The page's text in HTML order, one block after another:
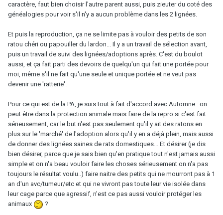
caractère, faut bien choisir l'autre parent aussi, puis zieuter du coté des
généalogies pour voir s'il n'y a aucun problème dans les 2 lignées.
Et puis la reproduction, ça ne se limite pas à vouloir des petits de son
ratou chéri ou papouiller du lardon... Il y a un travail de sélection avant,
puis un travail de suivi des lignées/adoptions après. C'est du boulot
aussi, et ça fait parti des devoirs de quelqu'un qui fait une portée pour
moi, même s'il ne fait qu'une seule et unique portée et ne veut pas
devenir une 'ratterie'.
Pour ce qui est de la PA, je suis tout à fait d'accord avec Automne : on
peut être dans la protection animale mais faire de la repro si c'est fait
sérieusement, car le but n'est pas seulement qu'il y ait des ratons en
plus sur le 'marché' de l'adoption alors qu'il y en a déjà plein, mais aussi
de donner des lignées saines de rats domestiques... Et désirer (je dis
bien désirer, parce que je sais bien qu'en pratique tout n'est jamais aussi
simple et on n'a beau vouloir faire les choses sérieusement on n'a pas
toujours le résultat voulu..) faire naitre des petits qui ne mourront pas à 1
an d'un avc/tumeur/etc et qui ne vivront pas toute leur vie isolée dans
leur cage parce que agressif, n'est ce pas aussi vouloir protéger les
animaux
?